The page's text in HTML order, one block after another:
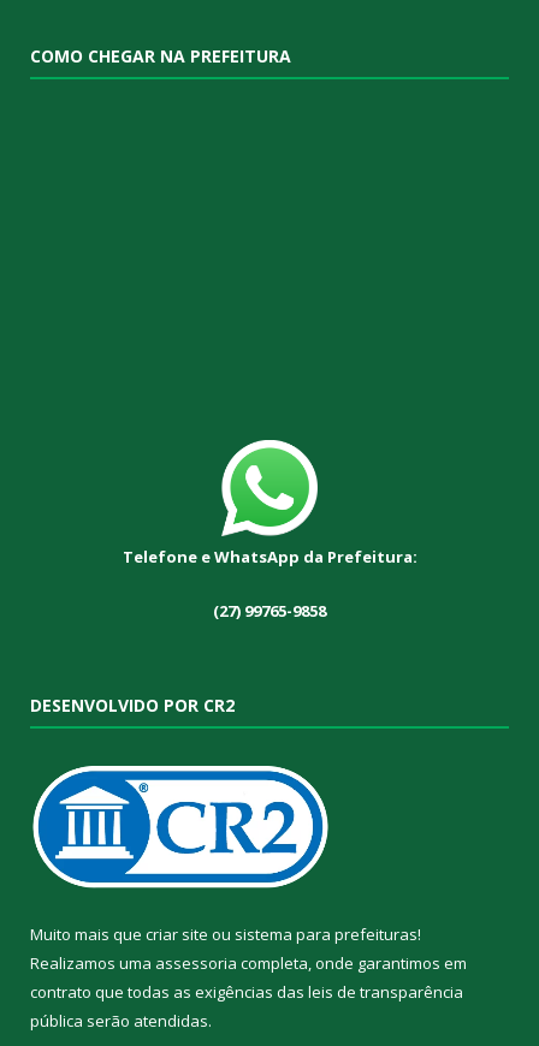
COMO CHEGAR NA PREFEITURA
Telefone e WhatsApp da Prefeitura:
(27) 99765-9858
DESENVOLVIDO POR CR2
Muito mais que criar site ou sistema para prefeituras!
Realizamos uma assessoria completa, onde garantimos em
contrato que todas as exigências das leis de transparência
pública serão atendidas.